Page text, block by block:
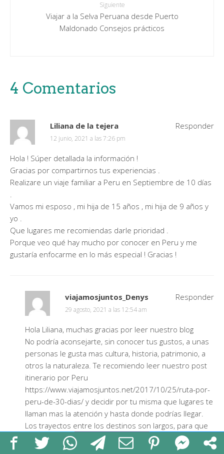
Siguiente
Viajar a la Selva Peruana desde Puerto
Maldonado Consejos prácticos
4 Comentarios
Liliana de la tejera
12 junio, 2021 a las 7:26 pm
Hola ! Súper detallada la información !
Gracias por compartirnos tus experiencias .
Realizare un viaje familiar a Peru en Septiembre de 10 días
.
Vamos mi esposo , mi hija de 15 años , mi hija de 9 años y
yo .
Que lugares me recomiendas darle prioridad .
Porque veo qué hay mucho por conocer en Peru y me
gustaría enfocarme en lo más especial ! Gracias !
Responder
viajamosjuntos_Denys
29 agosto, 2021 a las 12:54 am
Hola Liliana, muchas gracias por leer nuestro blog
No podría aconsejarte, sin conocer tus gustos, a unas
personas le gusta mas cultura, historia, patrimonio, a
otros la naturaleza. Te recomiendo leer nuestro post
itinerario por Peru
https://www.viajamosjuntos.net/2017/10/25/ruta-por-
peru-de-30-dias/ y decidir por tu misma que lugares te
llaman mas la atención y hasta donde podrías llegar.
Los trayectos entre los destinos son largos, para que
lo tengas en cuenta.
Un saludo.
Responder